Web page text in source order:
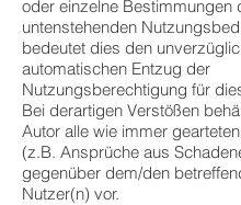
oder einzelne Bestimmungen
untenstehenden
bedeutet dies den
automatischen Entzug der
Nutzungsberechtigung für
Bei derartigen Verstößen
Autor alle wie immer
(z.B. Ansprüche aus
gegenüber dem/den
Nutzer(n) vor.